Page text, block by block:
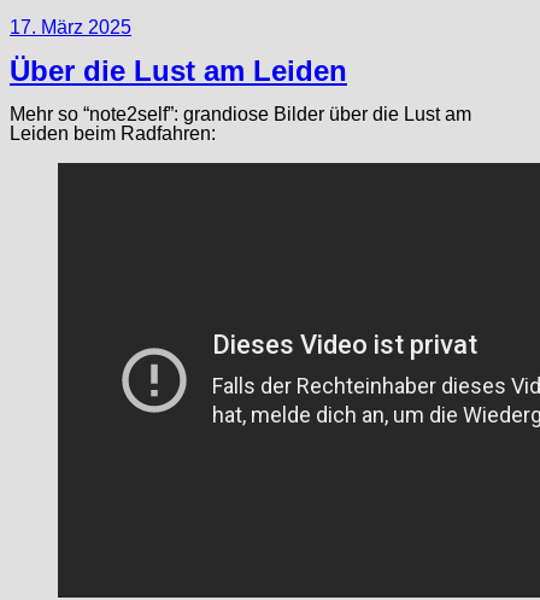
17. März 2025
Über die Lust am Leiden
Mehr so “note2self”: grandiose Bilder über die Lust am
Leiden beim Radfahren: